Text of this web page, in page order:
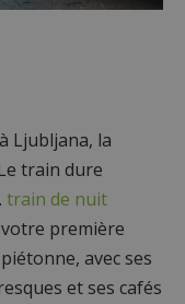
Ljubljana, la
train dure
train de nuit
première
avec ses
et ses cafés